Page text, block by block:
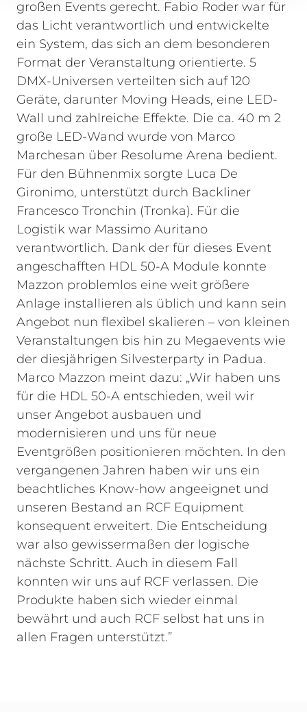
großen Events gerecht. Fabio Roder war für
das Licht verantwortlich und entwickelte
ein System, das sich an dem besonderen
Format der Veranstaltung orientierte. 5
DMX-Universen verteilten sich auf 120
Geräte, darunter Moving Heads, eine LED-
Wall und zahlreiche Effekte. Die ca. 40 m 2
große LED-Wand wurde von Marco
Marchesan über Resolume Arena bedient.
Für den Bühnenmix sorgte Luca De
Gironimo, unterstützt durch Backliner
Francesco Tronchin (Tronka). Für die
Logistik war Massimo Auritano
verantwortlich. Dank der für dieses Event
angeschafften HDL 50-A Module konnte
Mazzon problemlos eine weit größere
Anlage installieren als üblich und kann sein
Angebot nun flexibel skalieren – von kleinen
Veranstaltungen bis hin zu Megaevents wie
der diesjährigen Silvesterparty in Padua.
Marco Mazzon meint dazu: „Wir haben uns
für die HDL 50-A entschieden, weil wir
unser Angebot ausbauen und
modernisieren und uns für neue
Eventgrößen positionieren möchten. In den
vergangenen Jahren haben wir uns ein
beachtliches Know-how angeeignet und
unseren Bestand an RCF Equipment
konsequent erweitert. Die Entscheidung
war also gewissermaßen der logische
nächste Schritt. Auch in diesem Fall
konnten wir uns auf RCF verlassen. Die
Produkte haben sich wieder einmal
bewährt und auch RCF selbst hat uns in
allen Fragen unterstützt.”